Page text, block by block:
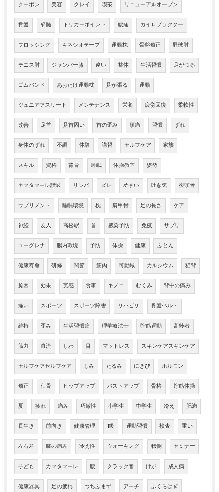
クーポン 美容 クレイ 喫茶 リニューアルオープン
骨盤 脊髄 トリガーポイント 腰痛 カイロプラクター
フロッシング キネシオテープ 運動枕 骨盤矯正 野球肘
テニス肘 ジャンパー膝 違い 整体 生活習慣 足がつる
ゴムバンド あおたけ運動枕 足が張る 運動
ジュニアアスリート メンテナンス 栄養 疲労回復 柔軟性
改善 足首 足首固い 首の歪み 頭痛 習慣 ずれ
身体のずれ 不調 体験 講習 セルフケア 家族
スキル 資格 背骨 睡眠 体操教室 姿勢
カマタマーレ讃岐 リンパ ズレ めまい 吐き気 後頭骨
サプリメント 睡眠環境 枕 肩甲骨 足の長さ ケア
神経 友人 高松駅 首 感染予防 免疫 サプリ
ユーグレナ 腸内環境 予防 体操 健康 ふとん
健康寿命 研修 関節 筋肉 可動域 カルシウム 猫背
原因 効果 実感 食事 キノコ むくみ 背中の痛み
痛い スポーツ スポーツ障害 リハビリ 骨盤ベルト
維持 歪み 生活習慣病 理学療法士 貯筋運動 高齢者
筋力 血流 しわ 目 マットレス スキンケアスキンケア
セルフケアセルフケア しみ たるみ にきび ホルモン
矯正 仙骨 ヒップアップ バストアップ 骨格 貯筋体操
夏 疲れ 痛み 巧緻性 小学生 中学生 冷え 肥満
長生き 前向き 健康管理 1級 運動習慣 検査 重い
左右差 膝の痛み 冷え性 ウォーキング 転倒 セミナー
子ども カマタマーレ 腰 クラック音 けが 成人病
健康器具 足の疲れ つちふまず アーチ ふくらはぎ